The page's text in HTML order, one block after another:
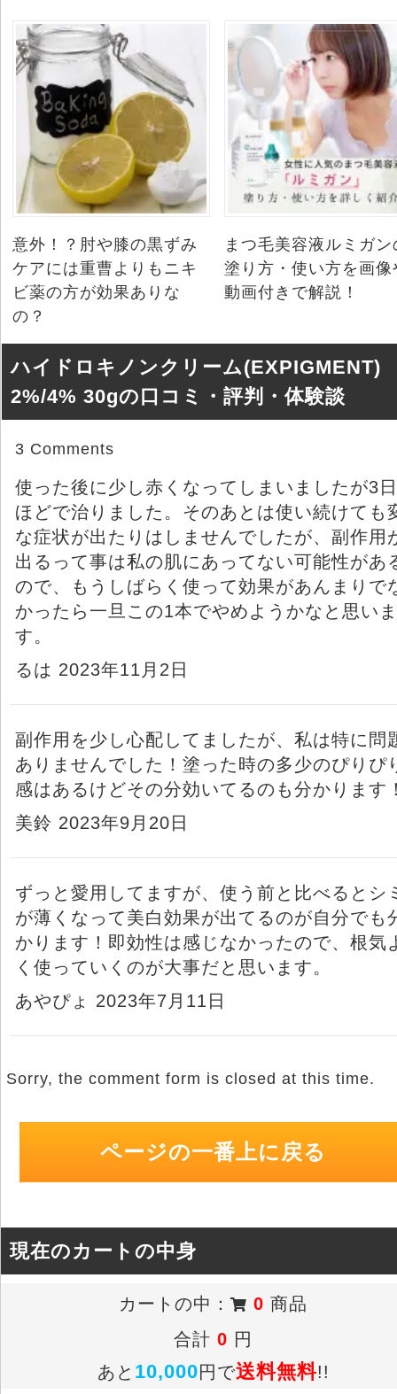
意外！？肘や膝の黒ずみ
ケアには重曹よりもニキ
ビ薬の方が効果ありな
の？
まつ毛美容液ルミガン
塗り方・使い方を画像
動画付きで解説！
ハイドロキノンクリーム(EXPIGMENT)
2%/4% 30gの口コミ・評判・体験談
3 Comments
使った後に少し赤くなってしまいましたが3日
ほどで治りました。そのあとは使い続けても
な症状が出たりはしませんでしたが、副作用
出るって事は私の肌にあってない可能性があ
ので、もうしばらく使って効果があんまりで
かったら一旦この1本でやめようかなと思いま
す。
るは 2023年11月2日
副作用を少し心配してましたが、私は特に問
ありませんでした！塗った時の多少のぴりぴ
感はあるけどその分効いてるのも分かります
美鈴 2023年9月20日
ずっと愛用してますが、使う前と比べるとシ
が薄くなって美白効果が出てるのが自分でも
かります！即効性は感じなかったので、根気
く使っていくのが大事だと思います。
あやぴょ 2023年7月11日
Sorry, the comment form is closed at this time.
ページの一番上に戻る
現在のカートの中身
カートの中： 0 商品
合計0 円
あと 10,000円で送料無料!!